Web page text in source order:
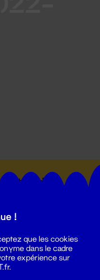
du
!
que les cookies
dans le cadre
expérience sur